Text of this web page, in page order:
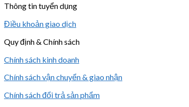
Thông tin tuyển dụng
Điều khoản giao dịch
Quy định & Chính sách
Chính sách kinh doanh
Chính sách vận chuyển & giao nhận
Chính sách đổi trả sản phẩm